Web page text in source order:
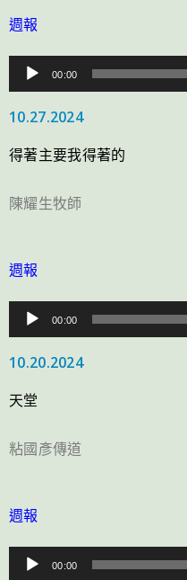
週報
訊
播
放
00:00
10.27.2024
得著主要我得著的
陳耀生牧師
週報
訊
播
放
00:00
10.20.2024
天堂
粘國彥傳道
週報
00:00